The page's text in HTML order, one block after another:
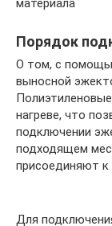
Порядок
О том, с
выносной
нагреве, что
подключении
подходящем
присоединяют к
Для